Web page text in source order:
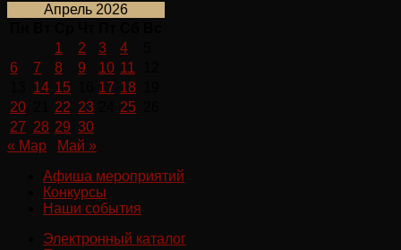
Апрель 2026
1
2 3 4
6
7 8 9 10 11
14 15 17 18
20
22 23 25
27 28 29 30
« Мар
Май »
Афиша мероприятий
Конкурсы
Наши события
Электронный каталог